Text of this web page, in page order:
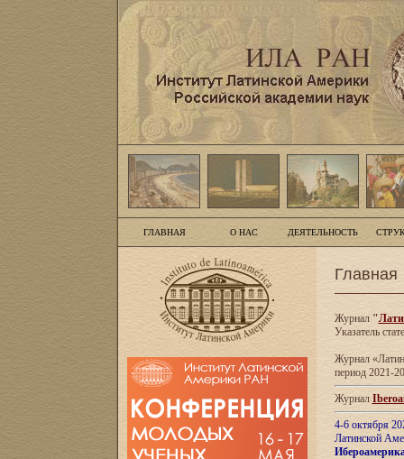
ГЛАВНАЯ О НАС ДЕЯТЕЛЬНОСТЬ
Главная
Журнал"
Указатель
Журнал
период 2021-
Журнал
4-6 октября
Латинской